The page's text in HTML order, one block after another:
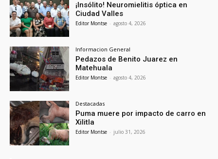
¡Insólito! Neuromielitis óptica en
Ciudad Valles
Editor Montse - agosto 4, 2026
Informacion General
Pedazos de Benito Juarez en
Matehuala
Editor Montse - agosto 4, 2026
Destacadas
Puma muere por impacto de carro en
Xilitla
Editor Montse - julio 31, 2026